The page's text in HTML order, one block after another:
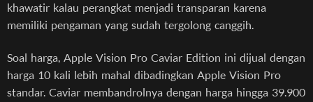
khawatir kalau perangkat menjadi transparan karena
memiliki pengaman yang sudah tergolong canggih.
Soal harga, Apple Vision Pro Caviar Edition ini dijual dengan
harga 10 kali lebih mahal dibadingkan Apple Vision Pro
standar. Caviar membandrolnya dengan harga hingga 39.900